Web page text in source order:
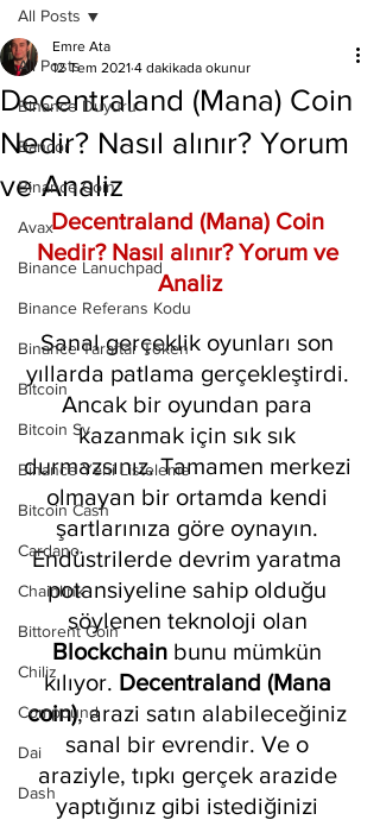
All Posts
Binance Duyuru
Bancor
Binance Coin
Avax
Binance Lanuchpad
Binance Referans Kodu
Binance Taraftar Token
Bitcoin
Bitcoin Sv
Binance Yeni Listeleme
Bitcoin Cash
Cardano
Chainlink
Bittorent Coin
Chiliz
Compound
Dai
Dash
All Posts
Decentraland (Mana) Coin
Nedir? Nasıl alınır? Yorum
ve Analiz
Emre Ata
12 Tem 2021 4 dakikada okunur
Decentraland (Mana) Coin
Nedir? Nasıl alınır? Yorum ve
Analiz
Sanal gerçeklik oyunları son
yıllarda patlama gerçekleştirdi.
Ancak bir oyundan para
kazanmak için sık sık
durmazsınız. Tamamen merkezi
olmayan bir ortamda kendi
şartlarınıza göre oynayın.
Endüstrilerde devrim yaratma
potansiyeline sahip olduğu
söylenen teknoloji olan
Blockchain bunu mümkün
kılıyor. Decentraland (Mana
coin), arazi satın alabileceğiniz
sanal bir evrendir. Ve o
araziyle, tıpkı gerçek arazide
yaptığınız gibi istediğinizi